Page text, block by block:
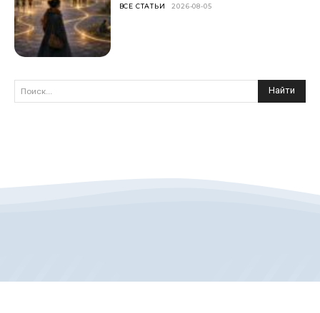
ВСЕ СТАТЬИ 2026-08-05
Поиск... Найти